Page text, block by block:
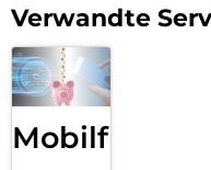
Verwandte
Mobilfunk